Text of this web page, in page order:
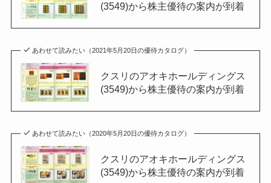
(3549)から株主優待の案内が到着
あわせて読みたい（2021年5月20日の優待カタログ）
クスリのアオキホールディングス
(3549)から株主優待の案内が到着
あわせて読みたい（2020年5月20日の優待カタログ）
クスリのアオキホールディングス
(3549)から株主優待の案内が到着